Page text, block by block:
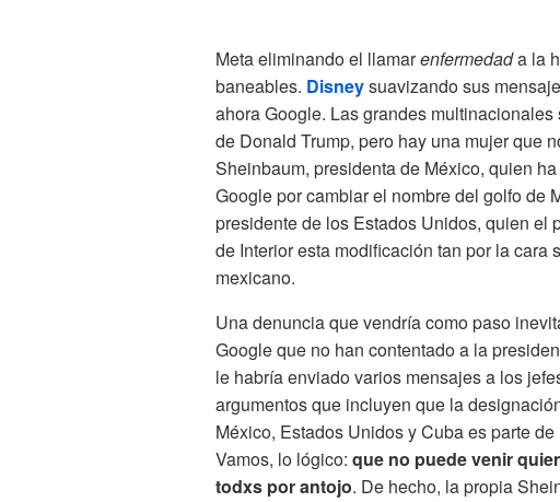
Meta eliminando el llamarenfermedada la
baneables. Disneysuavizando sus
ahora Google. Las grandes
de Donald Trump, pero hay una mujer que
Sheinbaum, presidenta de México, quien
Google por cambiar el nombre del golfo de
presidente de los Estados Unidos, quien el
de Interior esta modificación tan por la
mexicano.
Una denuncia que vendría como paso
Google que no han contentado a la
le habría enviado varios mensajes a los
argumentos que incluyen que la
México, Estados Unidos y Cuba es parte
Vamos, lo lógico: que no puede venir
todxs por antojo. De hecho, la propia